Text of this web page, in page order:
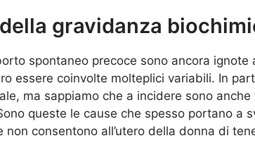
gravidanza
spontaneo precoce sono ancora
essere coinvolte molteplici variabili. In
ma sappiamo che a incidere sono
queste le cause che spesso portano a
non consentono all’utero della donna di